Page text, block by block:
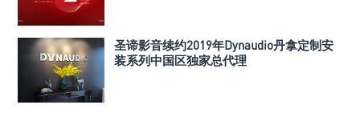
圣谛影音续约2019年Dynaudio丹拿定制安
装系列中国区独家总代理